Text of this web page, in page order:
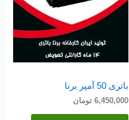
باتری 50 آمپر برنا
6,450,000 تومان